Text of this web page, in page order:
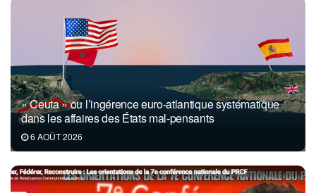
« Ceuta » ou l’ingérence euro-atlantique systématique
dans les affaires des États mal-pensants
6 AOÛT 2026